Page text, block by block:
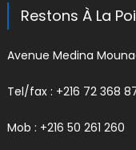
Restons À La
Avenue Medina
Tel/fax : +216 72 368
Mob : +216 50 261 260